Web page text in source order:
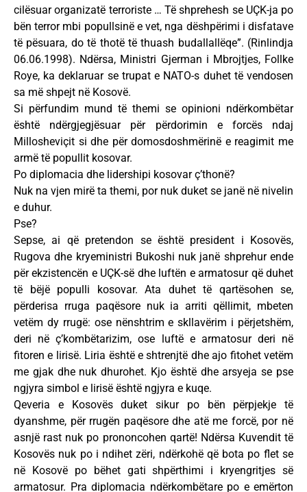
cilësuar organizatë terroriste … Të shprehesh se UÇK-ja po
bën terror mbi popullsinë e vet, nga dëshpërimi i disfatave
të pësuara, do të thotë të thuash budallallëqe”. (Rinlindja
06.06.1998). Ndërsa, Ministri Gjerman i Mbrojtjes, Follke
Roye, ka deklaruar se trupat e NATO-s duhet të vendosen
sa më shpejt në Kosovë.
Si përfundim mund të themi se opinioni ndërkombëtar
është ndërgjegjësuar për përdorimin e forcës ndaj
Millosheviçit si dhe për domosdoshmërinë e reagimit me
armë të popullit kosovar.
Po diplomacia dhe lidershipi kosovar ç’thonë?
Nuk na vjen mirë ta themi, por nuk duket se janë në nivelin
e duhur.
Pse?
Sepse, ai që pretendon se është president i Kosovës,
Rugova dhe kryeministri Bukoshi nuk janë shprehur ende
për ekzistencën e UÇK-së dhe luftën e armatosur që duhet
të bëjë populli kosovar. Ata duhet të qartësohen se,
përderisa rruga paqësore nuk ia arriti qëllimit, mbeten
vetëm dy rrugë: ose nënshtrim e skllavërim i përjetshëm,
deri në ç’kombëtarizim, ose luftë e armatosur deri në
fitoren e lirisë. Liria është e shtrenjtë dhe ajo fitohet vetëm
me gjak dhe nuk dhurohet. Kjo është dhe arsyeja se pse
ngjyra simbol e lirisë është ngjyra e kuqe.
Qeveria e Kosovës duket sikur po bën përpjekje të
dyanshme, për rrugën paqësore dhe atë me forcë, por në
asnjë rast nuk po prononcohen qartë! Ndërsa Kuvendit të
Kosovës nuk po i ndihet zëri, ndërkohë që bota po flet se
në Kosovë po bëhet gati shpërthimi i kryengritjes së
armatosur. Pra diplomacia ndërkombëtare po e emërton